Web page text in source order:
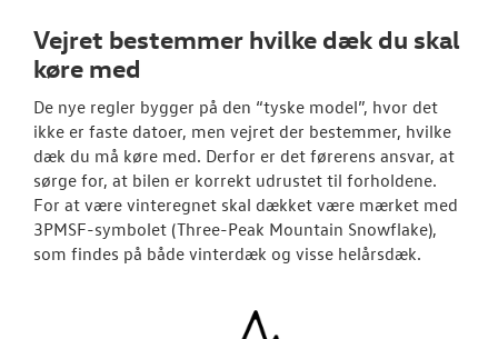
RESERVEDELE
Vejret bestemmer hvilke dæk du skal
køre med
De nye regler bygger på den “tyske model”, hvor det
ikke er faste datoer, men vejret der bestemmer, hvilke
dæk du må køre med. Derfor er det førerens ansvar, at
sørge for, at bilen er korrekt udrustet til forholdene.
For at være vinteregnet skal dækket være mærket med
3PMSF-symbolet (Three-Peak Mountain Snowflake),
som findes på både vinterdæk og visse helårsdæk.